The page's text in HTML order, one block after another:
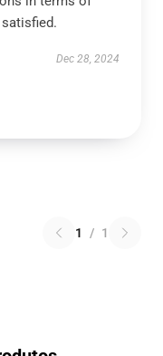
Dec 28, 2024
1 / 1